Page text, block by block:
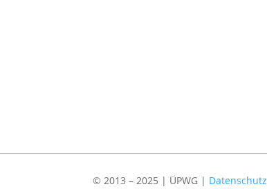
© 2013 – 2025 | ÜPWG | Datenschutz